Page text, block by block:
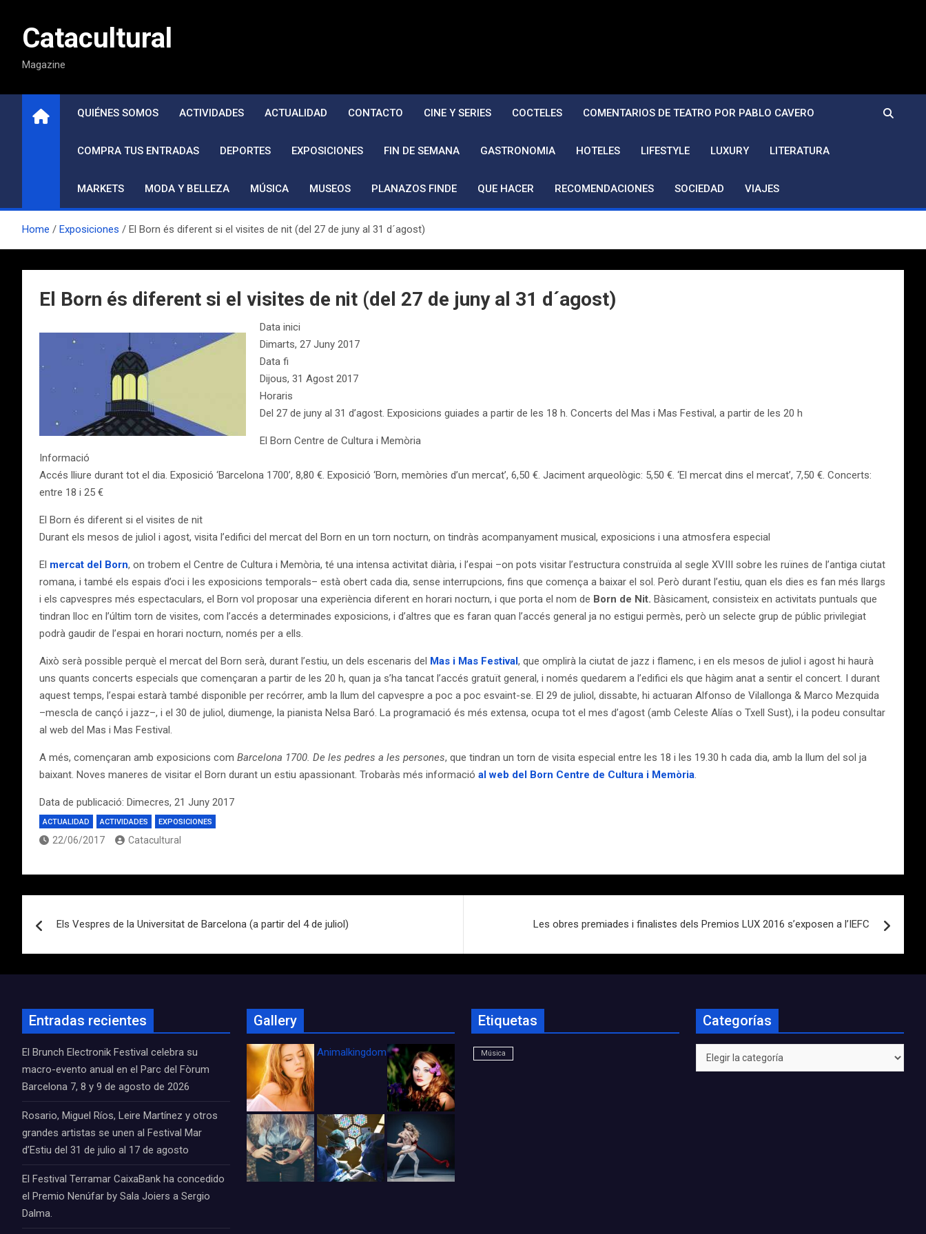
contenidoCatacultural
Magazine
QUIÉNES SOMOS ACTIVIDADES ACTUALIDAD CONTACTO CINE Y SERIES COCTELES COMENTARIOS DE TEATRO POR PABLO CAVERO
COMPRA TUS ENTRADAS DEPORTES EXPOSICIONES FIN DE SEMANA GASTRONOMIA HOTELES LIFESTYLE LUXURY LITERATURA
MARKETS MODA Y BELLEZA MÚSICA MUSEOS PLANAZOS FINDE QUE HACER RECOMENDACIONES SOCIEDAD VIAJES
Home Exposiciones El Born és diferent si el visites de nit (del 27 de juny al 31 d´agost)
El Born és diferent si el visites de nit (del 27 de juny al 31 d´agost)
Data inici
Dimarts, 27 Juny 2017
Data fi
Dijous, 31 Agost 2017
Horaris
Del 27 de juny al 31 d’agost. Exposicions guiades a partir de les 18 h. Concerts del Mas i Mas Festival, a partir de les 20 h
El Born Centre de Cultura i Memòria
Informació
Accés lliure durant tot el dia. Exposició ‘Barcelona 1700’, 8,80 €. Exposició ‘Born, memòries d’un mercat’, 6,50 €. Jaciment arqueològic: 5,50 €. ‘El mercat dins el mercat’, 7,50 €. Concerts:
entre 18 i 25 €
El Born és diferent si el visites de nit
Durant els mesos de juliol i agost, visita l’edifici del mercat del Born en un torn nocturn, on tindràs acompanyament musical, exposicions i una atmosfera especial
El mercat del Born, on trobem el Centre de Cultura i Memòria, té una intensa activitat diària, i l’espai –on pots visitar l’estructura construïda al segle XVIII sobre les ruïnes de l’antiga ciutat
romana, i també els espais d’oci i les exposicions temporals– està obert cada dia, sense interrupcions, fins que comença a baixar el sol. Però durant l’estiu, quan els dies es fan més llargs
i els capvespres més espectaculars, el Born vol proposar una experiència diferent en horari nocturn, i que porta el nom de Born de Nit. Bàsicament, consisteix en activitats puntuals que
tindran lloc en l’últim torn de visites, com l’accés a determinades exposicions, i d’altres que es faran quan l’accés general ja no estigui permès, però un selecte grup de públic privilegiat
podrà gaudir de l’espai en horari nocturn, només per a ells.
Això serà possible perquè el mercat del Born serà, durant l’estiu, un dels escenaris del Mas i Mas Festival, que omplirà la ciutat de jazz i flamenc, i en els mesos de juliol i agost hi haurà
uns quants concerts especials que començaran a partir de les 20 h, quan ja s’ha tancat l’accés gratuït general, i només quedarem a l’edifici els que hàgim anat a sentir el concert. I durant
aquest temps, l’espai estarà també disponible per recórrer, amb la llum del capvespre a poc a poc esvaint-se. El 29 de juliol, dissabte, hi actuaran Alfonso de Vilallonga & Marco Mezquida
–mescla de cançó i jazz–, i el 30 de juliol, diumenge, la pianista Nelsa Baró. La programació és més extensa, ocupa tot el mes d’agost (amb Celeste Alías o Txell Sust), i la podeu consultar
al web del Mas i Mas Festival.
A més, començaran amb exposicions com Barcelona 1700. De les pedres a les persones, que tindran un torn de visita especial entre les 18 i les 19.30 h cada dia, amb la llum del sol ja
baixant. Noves maneres de visitar el Born durant un estiu apassionant. Trobaràs més informació al web del Born Centre de Cultura i Memòria.
Data de publicació: Dimecres, 21 Juny 2017
ACTUALIDAD ACTIVIDADES EXPOSICIONES
22/06/2017 Catacultural
de
Els Vespres de la Universitat de Barcelona (a partir del 4 de juliol) Les obres premiades i finalistes dels Premios LUX 2016 s’exposen a l’IEFC
Entradas recientes
El Brunch Electronik Festival celebra su
macro-evento anual en el Parc del Fòrum
Barcelona 7, 8 y 9 de agosto de 2026
Rosario, Miguel Ríos, Leire Martínez y otros
grandes artistas se unen al Festival Mar
d’Estiu del 31 de julio al 17 de agosto
El Festival Terramar CaixaBank ha concedido
el Premio Nenúfar by Sala Joiers a Sergio
Dalma.
Gallery
Animalkingdom_FichaCine
Etiquetas
Música
Categorías
Categorías